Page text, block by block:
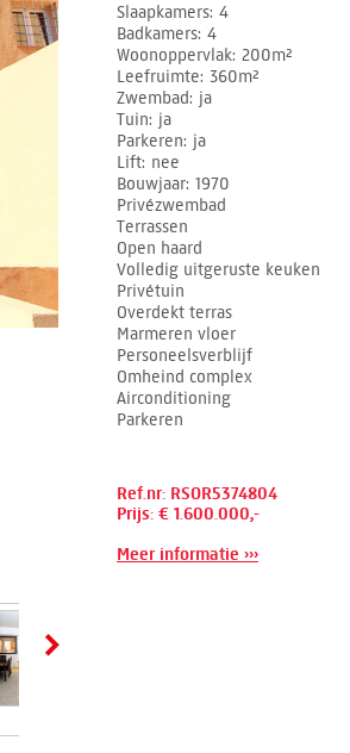
Slaapkamers 4
Badkamers 4
Woonoppervlak 200m²
Leefruimte 360m²
Zwembad
ja
Tuin ja
Parkeren ja
Lift nee
Bouwjaar 1970
Privézwembad
Terrassen
Open haard
Volledig uitgeruste keuken
Privétuin
Overdekt terras
Marmeren vloer
Personeelsverblijf
Omheind complex
Airconditioning
Parkeren
Ref.nr: RSOR5374804
Prijs: € 1.600.000,-
Meer informatie ›››